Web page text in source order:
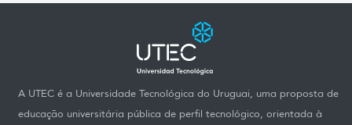
A UTEC é a Universidade Tecnológica do Uruguai, uma proposta de
educação universitária pública de perfil tecnológico, orientada à